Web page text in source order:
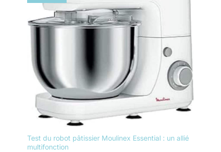
Test du robot pâtissier Moulinex Essential : un allié
multifonction